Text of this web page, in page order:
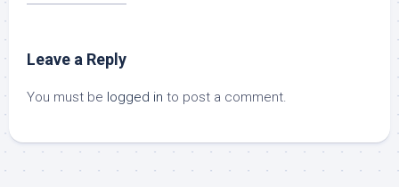
Leave a Reply
You must be logged in to post a comment.